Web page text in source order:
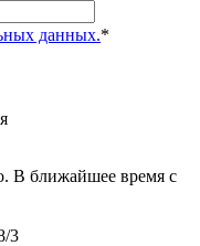
данных.*
В ближайшее время с
3